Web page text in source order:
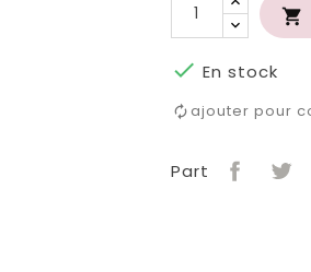

 En stock
ajouter pour
Part